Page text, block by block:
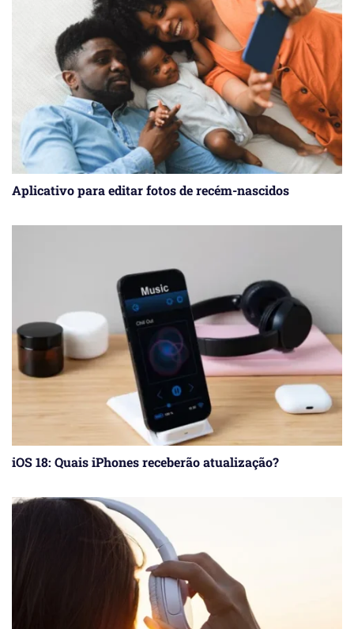
Aplicativo para editar fotos de recém-nascidos
iOS 18: Quais iPhones receberão atualização?